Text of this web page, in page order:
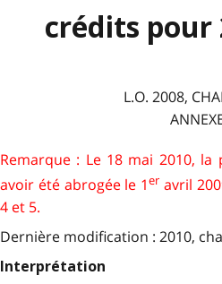
crédits pour
L.O. 2008,
Remarque : Le 18 mai 2010,
avoir été abrogée le 1er avril
4 et 5.
Dernière modification : 2010,
Interprétation